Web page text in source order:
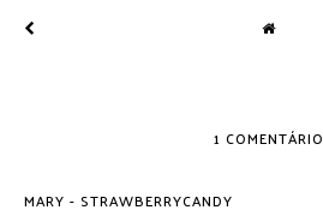
1 COMENTÁRIO
MARY - STRAWBERRYCANDY